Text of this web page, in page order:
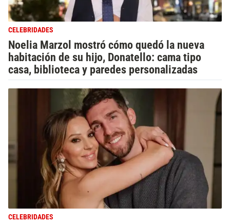
CELEBRIDADES
Noelia Marzol mostró cómo quedó la nueva
habitación de su hijo, Donatello: cama tipo
casa, biblioteca y paredes personalizadas
CELEBRIDADES